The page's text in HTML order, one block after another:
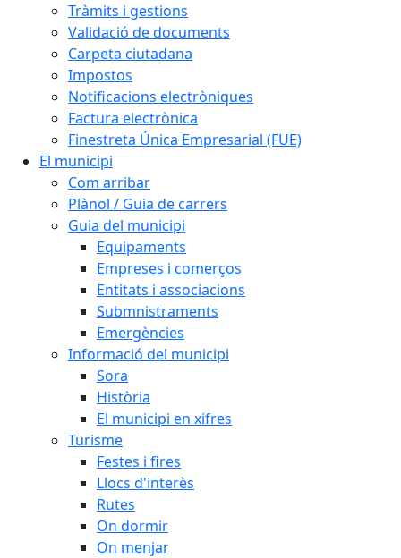
Tràmits i gestions
Validació de documents
Carpeta ciutadana
Impostos
Notificacions electròniques
Factura electrònica
Finestreta Única Empresarial (FUE)
El municipi
Com arribar
Plànol / Guia de carrers
Guia del municipi
Equipaments
Empreses i comerços
Entitats i associacions
Submnistraments
Emergències
Informació del municipi
Sora
Història
El municipi en xifres
Turisme
Festes i fires
Llocs d'interès
Rutes
On dormir
On menjar